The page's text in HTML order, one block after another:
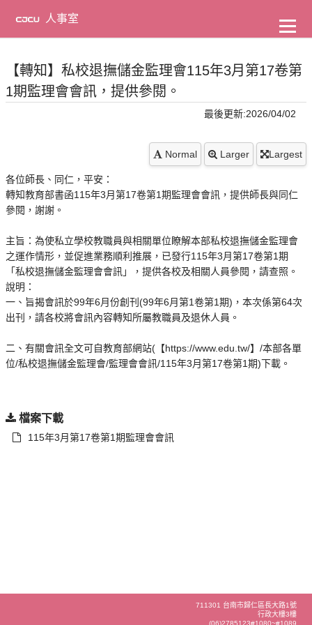
主
容
人事室
【轉知】私校退撫儲金監理會115年3月第17卷第
1期監理會會訊，提供參閱。
最後更新:2026/04/02
Normal Larger Largest
各位師長、同仁，平安：
轉知教育部書函115年3月第17卷第1期監理會會訊，提供師長與同仁
參閱，謝謝。
主旨：為使私立學校教職員與相關單位瞭解本部私校退撫儲金監理會
之運作情形，並促進業務順利推展，已發行115年3月第17卷第1期
「私校退撫儲金監理會會訊」，提供各校及相關人員參閱，請查照。
說明：
一、旨揭會訊於99年6月份創刊(99年6月第1卷第1期)，本次係第64次
出刊，請各校將會訊內容轉知所屬教職員及退休人員。
二、有關會訊全文可自教育部網站(【https://www.edu.tw/】/本部各單
位/私校退撫儲金監理會/監理會會訊/115年3月第17卷第1期)下載。
檔案下載
115年3月第17卷第1期監理會會訊
711301 台南市歸仁區長大路1號
行政大樓3樓